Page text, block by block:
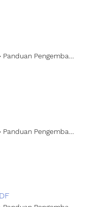
Pengembang > PDF
Pengembang > PDF